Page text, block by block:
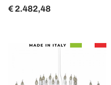
€ 2.482,48